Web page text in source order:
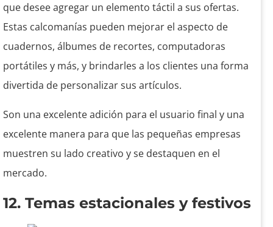
que desee agregar un elemento táctil a sus ofertas.
Estas calcomanías pueden mejorar el aspecto de
cuadernos, álbumes de recortes, computadoras
portátiles y más, y brindarles a los clientes una forma
divertida de personalizar sus artículos.
Son una excelente adición para el usuario final y una
excelente manera para que las pequeñas empresas
muestren su lado creativo y se destaquen en el
mercado.
12. Temas estacionales y festivos